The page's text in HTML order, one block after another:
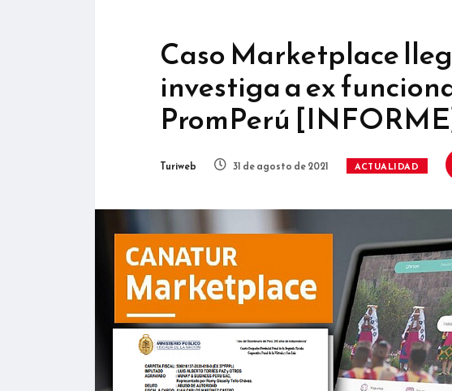
Caso Marketplace
investiga a ex
PromPerú
Turiweb 31 de agosto de 2021 ACTUALIDAD